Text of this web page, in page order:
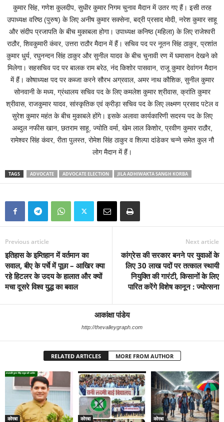
कुमार सिंह, गणेश कुलदीप, सुधीर कुमार निगम चुनाव मैदान में उतर गए हैं। इसी तरह
उपाध्यक्ष वरिष्ठ (पुरुष) के लिए अनीष कुमार सक्सेना, बद्री प्रसाद मोदी, नरेश कुमार साहू
और संदीप प्रजापति के बीच मुकाबला होगा। उपाध्यक्ष कनिष्ठ (महिला) के लिए राजेश्वरी
राठौर, शिवकुमारी कंवर, उत्तरा राठौर मैदान में हैं। सचिव पद पर नूतन सिंह ठाकुर, प्रशांत
कुमार धुर्य, रघुनन्दन सिंह ठाकुर और सुनील यादव के बीच चुनावी रण में घमासान देखने को
मिलेगा। सहसचिव पद पर बालक राम बरेठ, नंद किशोर पासवान, राजू कुमार देवांगन मैदान
में हैं। कोषाध्यक्ष पद पर कब्जा करने सौरभ अग्रवाल, अमर नाथ कौशिक, सुनील कुमार
सोनवानी के मध्य, ग्रंथालय सचिव पद के लिए कमलेश कुमार श्रीवास, क्रांति कुमार
श्रीवास, राजकुमार यादव, सांस्कृतिक एवं क्रीड़ा सचिव पद के लिए लक्ष्मण प्रसाद पटेल व
सुरेश कुमार महंत के बीच मुकाबले होंगे। इसके अलावा कार्यकारिणी सदस्य पद के लिए
अब्दुल नफीस खान, छतराम साहू, ज्योति वर्मा, खेम लाल किशोर, प्रवीण कुमार राठौर,
रामेश्वर सिंह कंवर, रीता पुलस्त, रोमेश सिंह ठाकुर व शिल्पा दांडेकर चन्ने समेत कुल नौ
लोग मैदान में हैं।
TAGS ADVOCATE ADVOCATE ELECTION JILA ADHIWAKTA SANGH KORBA
Previous article
इतिहास के इम्तिहान में वर्तमान का
सवाल, बीए के पर्चे में पूछा – आखिर क्या
रहे हिटलर के उदय के हालात और क्यों
मचा दूसरे विश्व युद्ध का बवाल
Next article
कांग्रेस की सरकार बनने पर युवाओं के
लिए 30 लाख पदों पर तत्काल स्थायी
नियुक्ति की गारंटी, किसानों के लिए
पारित करेंगे विशेष कानून : ज्योत्सना
आकांक्षा पांडेय
http://thevalleygraph.com
RELATED ARTICLES MORE FROM AUTHOR
कोरबा कोरबा कोरबा